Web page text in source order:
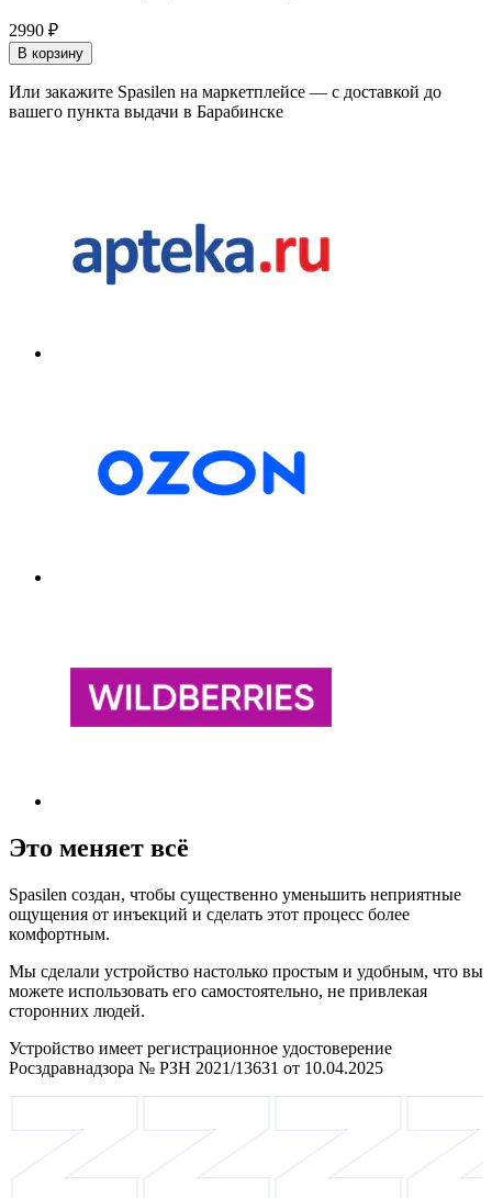
2990 ₽
В корзину
Или закажите Spasilen на маркетплейсе — с доставкой до
вашего пункта выдачи в Барабинске
Это меняет всё
Spasilen создан, чтобы существенно уменьшить неприятные
ощущения от инъекций и сделать этот процесс более
комфортным.
Мы сделали устройство настолько простым и удобным, что вы
можете использовать его самостоятельно, не привлекая
сторонних людей.
Устройство имеет регистрационное удостоверение
Росздравнадзора № РЗН 2021/13631 от 10.04.2025